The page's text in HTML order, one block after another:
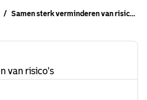
Samen sterk verminderen van risico's
van risico's